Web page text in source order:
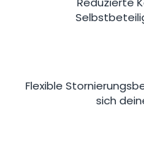
Flexible
sich